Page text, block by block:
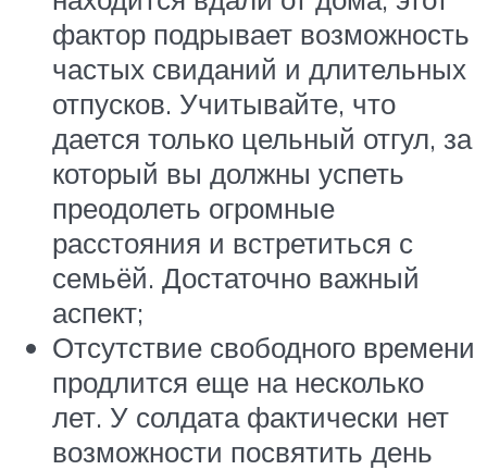
фактор подрывает возможность
частых свиданий и длительных
отпусков. Учитывайте, что
дается только цельный отгул, за
который вы должны успеть
преодолеть огромные
расстояния и встретиться с
семьёй. Достаточно важный
аспект;
Отсутствие свободного времени
продлится еще на несколько
лет. У солдата фактически нет
возможности посвятить день